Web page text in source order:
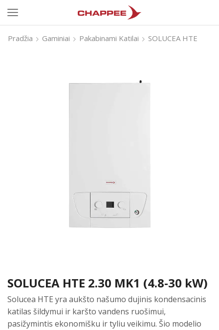
Pradžia Gaminiai Pakabinami Katilai SOLUCEA HTE
SOLUCEA HTE 2.30 MK1 (4.8-30 kW)
Solucea HTE yra aukšto našumo dujinis kondensacinis
katilas šildymui ir karšto vandens ruošimui,
pasižymintis ekonomišku ir tyliu veikimu. Šio modelio